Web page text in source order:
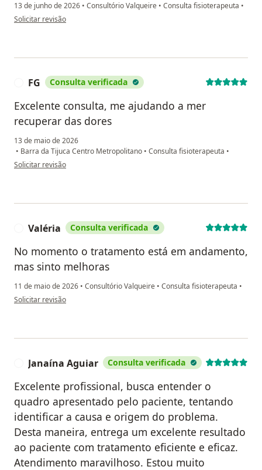
13 de junho de 2026 • Consultório Valqueire • Consulta fisioterapeuta •
na opinião do utilizador Eduardo Pinheiro
Solicitar revisão
FG Consulta verificada
Excelente consulta, me ajudando a mer
recuperar das dores
13 de maio de 2026
• Barra da Tijuca Centro Metropolitano • Consulta fisioterapeuta •
na opinião do utilizador FG
Solicitar revisão
Valéria Consulta verificada
No momento o tratamento está em andamento,
mas sinto melhoras
11 de maio de 2026 • Consultório Valqueire • Consulta fisioterapeuta •
na opinião do utilizador Valéria
Solicitar revisão
Janaína Aguiar Consulta verificada
Excelente profissional, busca entender o
quadro apresentado pelo paciente, tentando
identificar a causa e origem do problema.
Desta maneira, entrega um excelente resultado
ao paciente com tratamento eficiente e eficaz.
Atendimento maravilhoso. Estou muito